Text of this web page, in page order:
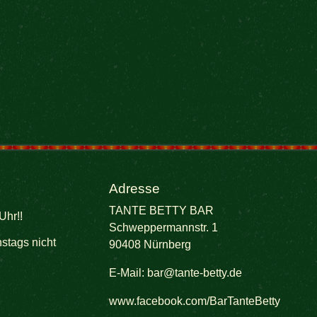
nicht
Adresse
TANTE BETTY BAR
Schweppermannstr. 1
90408 Nürnberg
E-Mail: bar@tante-betty.de
www.facebook.com/BarTanteBetty